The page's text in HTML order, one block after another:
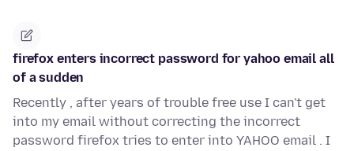
firefox enters incorrect password for yahoo email all
of a sudden
Recently , after years of trouble free use I can't get
into my email without correcting the incorrect
password firefox tries to enter into YAHOO email . I